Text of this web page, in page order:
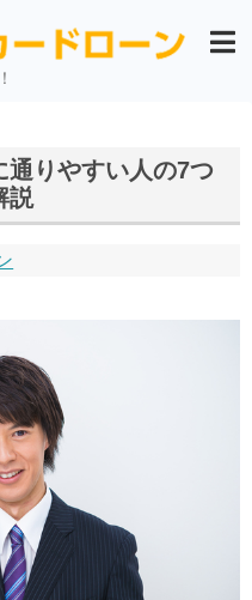
通りやすい人の7つ
説